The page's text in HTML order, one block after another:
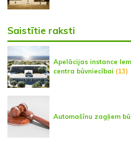
Saistītie raksti
Apelācijas instance
centra būvniecībai (13)
Automašīnu zagļiem